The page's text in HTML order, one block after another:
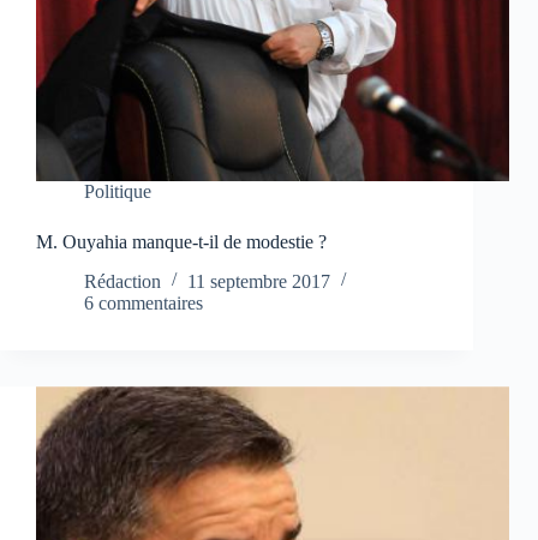
Politique
M. Ouyahia manque-t-il de modestie ?
Rédaction
11 septembre 2017
6 commentaires